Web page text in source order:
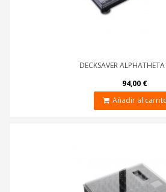
DECKSAVER
94,00 €
Añadir al